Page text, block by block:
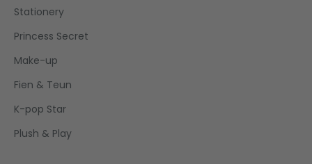
Stationery
Princess Secret
Make-up
Fien & Teun
K-pop Star
Plush & Play